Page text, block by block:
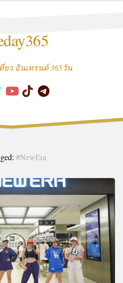
ยว อินเทรนด์ 365วัน
#NewEra